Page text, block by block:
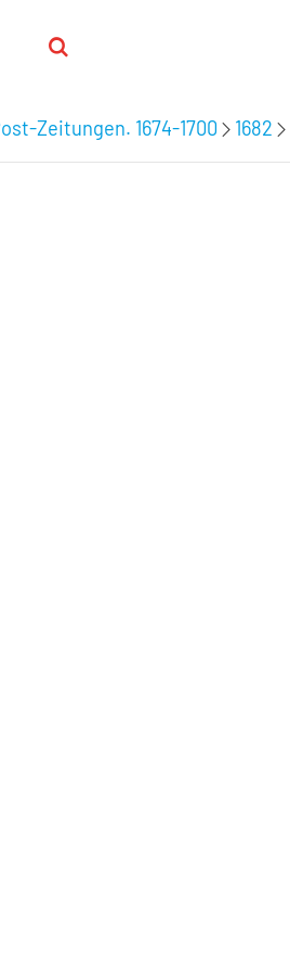
Zeitungen. 1674-1700 1682